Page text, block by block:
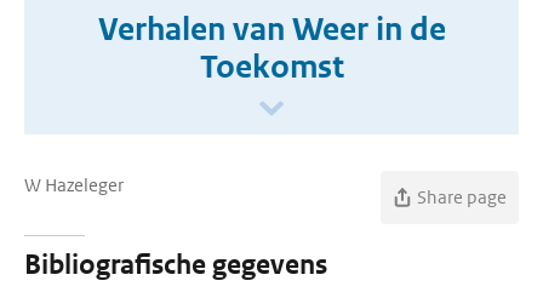
Verhalen van Weer in de
Toekomst
W Hazeleger
Share page
Bibliografische gegevens